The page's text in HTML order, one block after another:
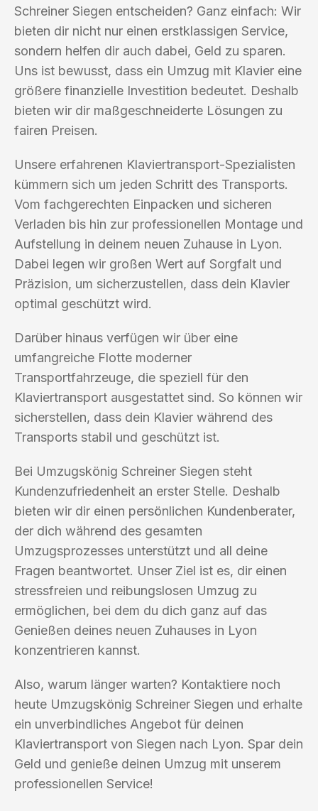
Schreiner Siegen entscheiden? Ganz einfach: Wir
bieten dir nicht nur einen erstklassigen Service,
sondern helfen dir auch dabei, Geld zu sparen.
Uns ist bewusst, dass ein Umzug mit Klavier eine
größere finanzielle Investition bedeutet. Deshalb
bieten wir dir maßgeschneiderte Lösungen zu
fairen Preisen.
Unsere erfahrenen Klaviertransport-Spezialisten
kümmern sich um jeden Schritt des Transports.
Vom fachgerechten Einpacken und sicheren
Verladen bis hin zur professionellen Montage und
Aufstellung in deinem neuen Zuhause in Lyon.
Dabei legen wir großen Wert auf Sorgfalt und
Präzision, um sicherzustellen, dass dein Klavier
optimal geschützt wird.
Darüber hinaus verfügen wir über eine
umfangreiche Flotte moderner
Transportfahrzeuge, die speziell für den
Klaviertransport ausgestattet sind. So können wir
sicherstellen, dass dein Klavier während des
Transports stabil und geschützt ist.
Bei Umzugskönig Schreiner Siegen steht
Kundenzufriedenheit an erster Stelle. Deshalb
bieten wir dir einen persönlichen Kundenberater,
der dich während des gesamten
Umzugsprozesses unterstützt und all deine
Fragen beantwortet. Unser Ziel ist es, dir einen
stressfreien und reibungslosen Umzug zu
ermöglichen, bei dem du dich ganz auf das
Genießen deines neuen Zuhauses in Lyon
konzentrieren kannst.
Also, warum länger warten? Kontaktiere noch
heute Umzugskönig Schreiner Siegen und erhalte
ein unverbindliches Angebot für deinen
Klaviertransport von Siegen nach Lyon. Spar dein
Geld und genieße deinen Umzug mit unserem
professionellen Service!